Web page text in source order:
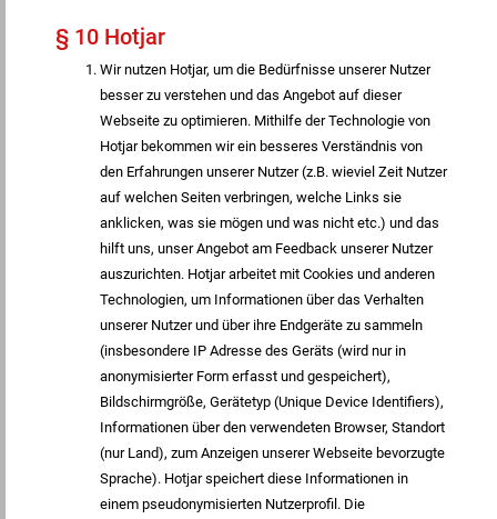
§ 10 Hotjar
Wir nutzen Hotjar, um die Bedürfnisse unserer Nutzer
besser zu verstehen und das Angebot auf dieser
Webseite zu optimieren. Mithilfe der Technologie von
Hotjar bekommen wir ein besseres Verständnis von
den Erfahrungen unserer Nutzer (z.B. wieviel Zeit Nutzer
auf welchen Seiten verbringen, welche Links sie
anklicken, was sie mögen und was nicht etc.) und das
hilft uns, unser Angebot am Feedback unserer Nutzer
auszurichten. Hotjar arbeitet mit Cookies und anderen
Technologien, um Informationen über das Verhalten
unserer Nutzer und über ihre Endgeräte zu sammeln
(insbesondere IP Adresse des Geräts (wird nur in
anonymisierter Form erfasst und gespeichert),
Bildschirmgröße, Gerätetyp (Unique Device Identifiers),
Informationen über den verwendeten Browser, Standort
(nur Land), zum Anzeigen unserer Webseite bevorzugte
Sprache). Hotjar speichert diese Informationen in
einem pseudonymisierten Nutzerprofil. Die